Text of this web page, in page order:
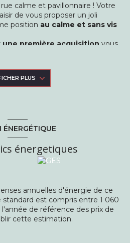
calme et pavillonnaire ! Votre
de vous proposer un joli
position au calme et sans vis
première acquisition vous
aménagée et rénovée
surface 16m2.
dans votre agence La Maison.
PLUS
ÉNERGÉTIQUE
énergetiques
annuelles d'énergie de ce
est compris entre 1 060
de référence des prix de
cette estimation.